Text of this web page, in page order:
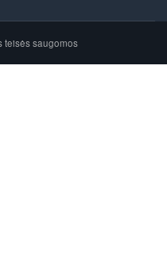
teisės saugomos